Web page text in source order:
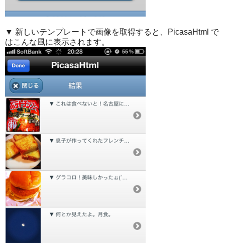
▼ 新しいテンプレートで画像を取得すると、PicasaHtml で
はこんな風に表示されます。